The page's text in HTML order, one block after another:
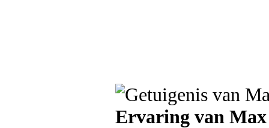
Ervaring van Max